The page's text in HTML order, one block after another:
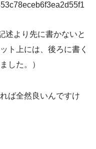
述より先に書かないと
ト上には、後ろに書く
した。）
ば全然良いんですけ